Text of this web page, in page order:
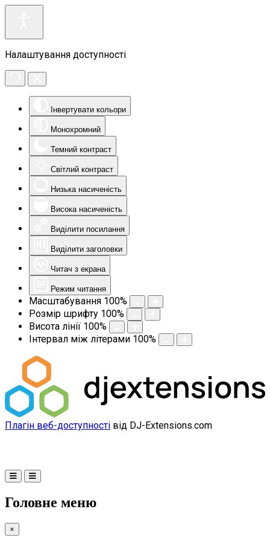
Налаштування доступності
Інвертувати кольори
Монохромний
Темний контраст
Світлий контраст
Низька насиченість
Висока насиченість
Виділити посилання
Виділити заголовки
Читач з екрана
Режим читання
Масштабування 100%
Розмір шрифту 100%
Висота лінії 100%
Інтервал між літерами 100%
Плагін веб-доступності від DJ-Extensions.com
Головне меню
×